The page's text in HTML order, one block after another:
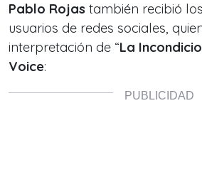
Pablo Rojas también recibió
usuarios de redes sociales,
interpretación de “La
Voice: